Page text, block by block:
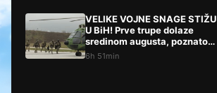
VELIKE VOJNE SNAGE STIŽU
U BiH! Prve trupe dolaze
sredinom augusta, poznato
šta slijedi
6h 51min